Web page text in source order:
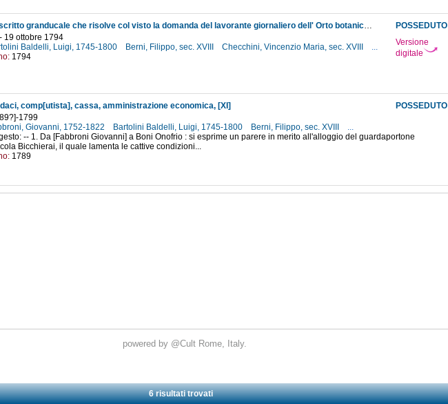
POSSEDUTO
Versione
digitale
Rescritto granducale che risolve col visto la domanda del lavorante giornaliero dell' Orto botanico di essere pagato anche nei giorni festivi
19 ottobre 1794
Baldelli, Luigi, 1745-1800
Berni, Filippo, sec. XVIII Checchini, Vincenzio Maria, sec. XVIII
...
1794
POSSEDUTO
comp[utista], cassa, amministrazione economica, [XI]
1799
Giovanni, 1752-1822
Bartolini Baldelli, Luigi, 1745-1800 Berni, Filippo, sec. XVIII
...
-- 1. Da [Fabbroni Giovanni] a Boni Onofrio : si esprime un parere in merito all'alloggio del guardaportone
Bicchierai, il quale lamenta le cattive condizioni...
1789
6 risultati trovati
powered by @Cult Rome, Italy.